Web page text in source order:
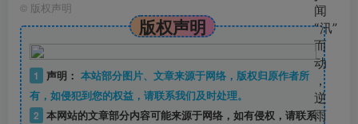
© 版权声明
版权声明
1 声明： 本站部分图片、文章来源于网络，版权归原作者所
有，如侵犯到您的权益，请联系我们及时处理。
2 本网站的文章部分内容可能来源于网络，如有侵权，请联系